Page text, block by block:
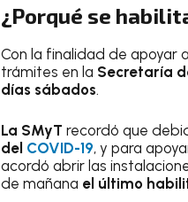
¿Porqué se
Con la finalidad de apoyar
trámites en la Secretaría
días sábados.
La SMyT recordó que
del COVID-19, y para
acordó abrir las
de mañana el último